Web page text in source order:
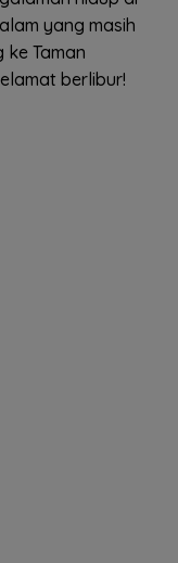
yang masih
Taman
berlibur!